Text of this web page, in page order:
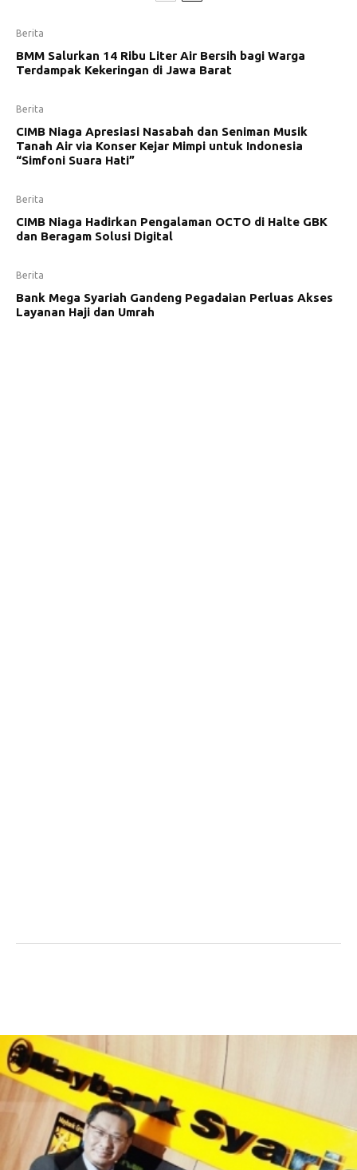
Berita
BMM Salurkan 14 Ribu Liter Air Bersih bagi Warga
Terdampak Kekeringan di Jawa Barat
Berita
CIMB Niaga Apresiasi Nasabah dan Seniman Musik
Tanah Air via Konser Kejar Mimpi untuk Indonesia
“Simfoni Suara Hati”
Berita
CIMB Niaga Hadirkan Pengalaman OCTO di Halte GBK
dan Beragam Solusi Digital
Berita
Bank Mega Syariah Gandeng Pegadaian Perluas Akses
Layanan Haji dan Umrah